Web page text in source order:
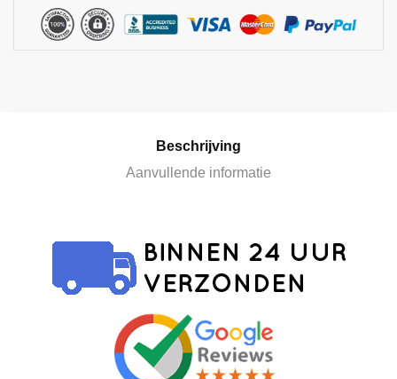
Beschrijving
Aanvullende informatie